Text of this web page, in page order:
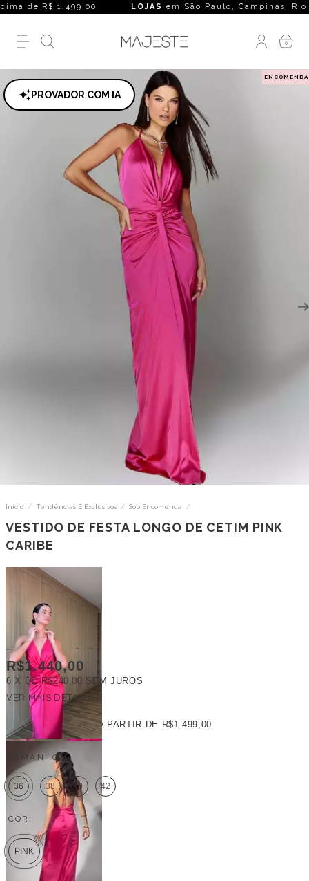
de R$ 1.499,00 LOJASem São Paulo, Campinas, Rio de
0
ENCOMENDA
PROVADOR COM IA
Início / Tendências E Exclusivos / Sob Encomenda /
VESTIDO DE FESTA LONGO DE CETIM PINK
CARIBE
R$1.440,00
6 X DER$240,00 SEM JUROS
VER MAIS DETALHES
FRETE GRÁTISA PARTIR DE R$1.499,00
TAMANHO:
36 38 40 42
COR:
PINK